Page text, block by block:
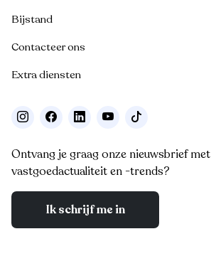
Bijstand
Contacteer ons
Extra diensten
Ontvang je graag onze nieuwsbrief met
vastgoedactualiteit en -trends?
Ik schrijf me in